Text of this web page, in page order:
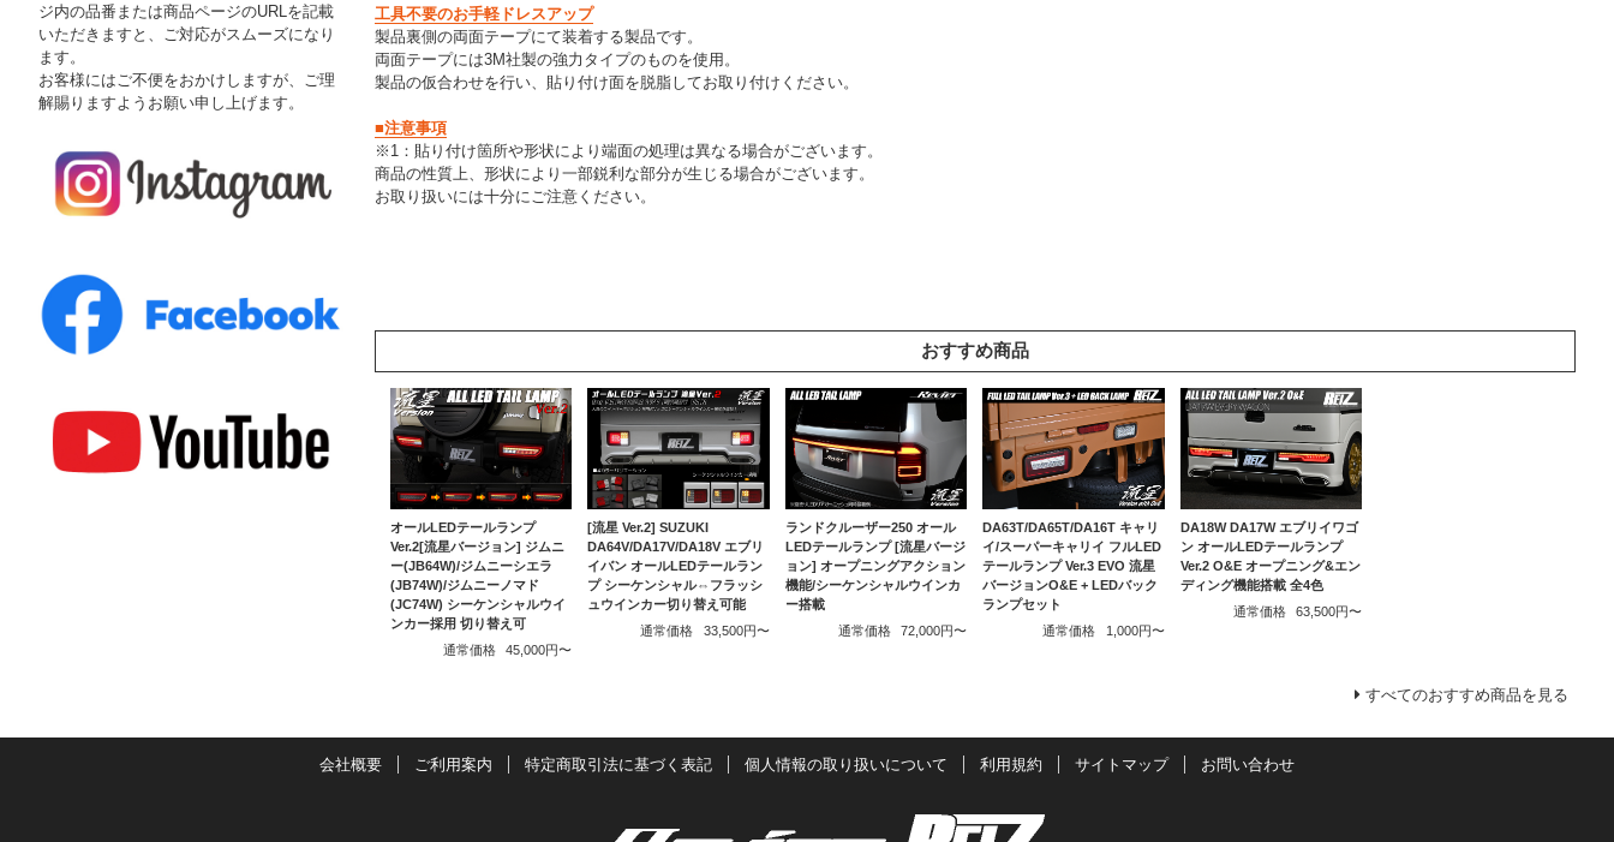
工具不要のお手軽ドレスアップ
製品裏側の両面テープにて装着する製品です。
両面テープには3M社製の強力タイプのものを使用。
製品の仮合わせを行い、貼り付け面を脱脂してお取り付けください。
■注意事項
※1：貼り付け箇所や形状により端面の処理は異なる場合がございます。
商品の性質上、形状により一部鋭利な部分が生じる場合がございます。
お取り扱いには十分にご注意ください。
おすすめ商品
オールLEDテールランプ
Ver.2[流星バージョン] ジムニ
ー(JB64W)/ジムニーシエラ
(JB74W)/ジムニーノマド
(JC74W) シーケンシャルウイ
ンカー採用 切り替え可
通常価格
45,000円〜
[流星 Ver.2] SUZUKI
DA64V/DA17V/DA18V エブリ
イバン オールLEDテールラン
プ シーケンシャル⇔フラッシ
ュウインカー切り替え可能
通常価格
33,500円〜
ランドクルーザー250 オール
LEDテールランプ [流星バージ
ョン] オープニングアクション
機能/シーケンシャルウインカ
ー搭載
通常価格
72,000円〜
DA63T/DA65T/DA16T キャリ
イ/スーパーキャリイ フルLED
テールランプ Ver.3 EVO 流星
バージョンO&E + LEDバック
ランプセット
通常価格
1,000円〜
DA18W DA17W エブリイワゴ
ン オールLEDテールランプ
Ver.2 O&E オープニング&エン
ディング機能搭載 全4色
通常価格
63,500円〜
すべてのおすすめ商品を見る
ジ内の品番または商品ページのURLを記載
いただきますと、ご対応がスムーズになり
ます。
お客様にはご不便をおかけしますが、ご理
解賜りますようお願い申し上げます。
会社概要 ご利用案内 特定商取引法に基づく表記 個人情報の取り扱いについて 利用規約 サイトマップ お問い合わせ